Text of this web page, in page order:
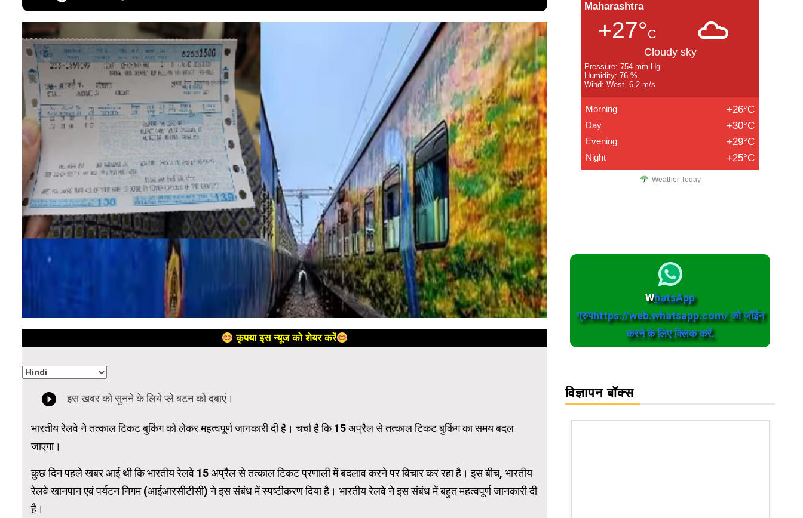
कृपया इस न्यूज को शेयर करें
भारतीय रेलवे ने तत्काल टिकट बुकिंग को लेकर महत्वपूर्ण जानकारी दी है। चर्चा है कि 15 अप्रैल से तत्काल टिकट बुकिंग का समय बदल
जाएगा।
कुछ दिन पहले खबर आई थी कि भारतीय रेलवे 15 अप्रैल से तत्काल टिकट प्रणाली में बदलाव करने पर विचार कर रहा है। इस बीच, भारतीय
रेलवे खानपान एवं पर्यटन निगम (आईआरसीटीसी) ने इस संबंध में स्पष्टीकरण दिया है। भारतीय रेलवे ने इस संबंध में बहुत महत्वपूर्ण जानकारी दी
है।
Maharashtra
+27°C
Cloudy sky
Pressure: 754 mm Hg
Humidity: 76 %
Wind: West, 6.2 m/s
Morning +26°C
Day +30°C
Evening +29°C
Night +25°C
Weather Today
WhatsApp
ग्रुपhttps://web.whatsapp.com/ को जॉईन
करने के लिए क्लिक करें.
विज्ञापन बॉक्स